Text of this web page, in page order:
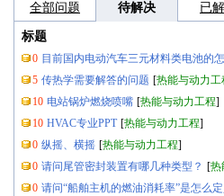
全部问题 待解决 已
标题
0 目前国内电动汽车三元材料类电池的
5 传热学需要解答的问题 [热能与动力工
10 电站锅炉燃烧喷嘴 [热能与动力工程]
10 HVAC专业PPT [热能与动力工程]
0 纵摇、横摇 [热能与动力工程]
0 请问尾管密封装置有哪几种类型？ [热
0 请问“船舶主机的燃油消耗率”是怎么定